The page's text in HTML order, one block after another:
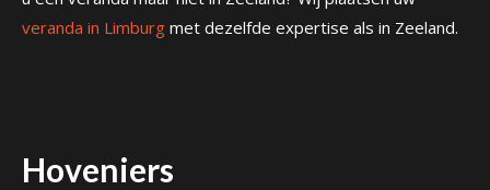
veranda in Limburg met dezelfde expertise als in Zeeland.
Hoveniers